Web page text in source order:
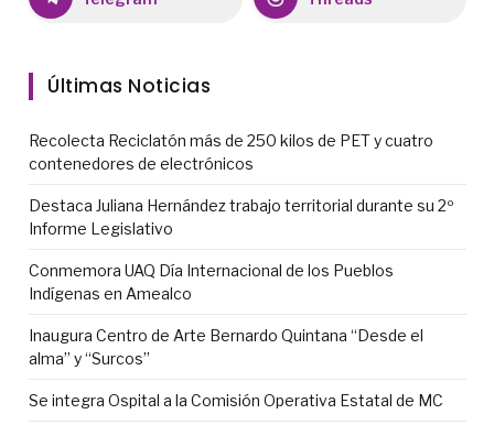
Últimas Noticias
Recolecta Reciclatón más de 250 kilos de PET y cuatro
contenedores de electrónicos
Destaca Juliana Hernández trabajo territorial durante su 2º
Informe Legislativo
Conmemora UAQ Día Internacional de los Pueblos
Indígenas en Amealco
Inaugura Centro de Arte Bernardo Quintana “Desde el
alma” y “Surcos”
Se integra Ospital a la Comisión Operativa Estatal de MC